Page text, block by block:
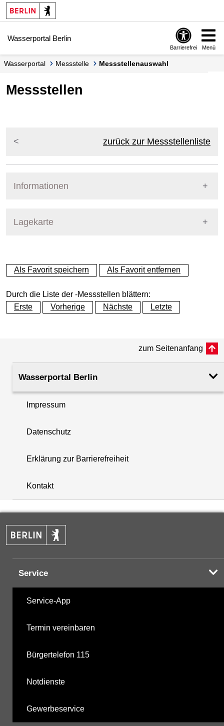
Springe zur Navigation
Springe zum Inhalt
Wasserportal Berlin
Barrierefrei Menü
Wasserportal Messstelle Messstellenauswahl
Messstellen
zurück zur Messstellenliste
Informationen
Lagekarte
+
−
+
−
Als Favorit speichern Als Favorit entfernen
Durch die Liste der -Messstellen blättern:
Erste
Vorherige Nächste Letzte
zum Seitenanfang
Wasserportal Berlin
Impressum
Datenschutz
Erklärung zur Barrierefreiheit
Kontakt
Service
Service-App
Termin vereinbaren
Bürgertelefon 115
Notdienste
Gewerbeservice